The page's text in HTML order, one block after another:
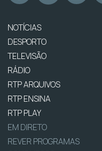
NOTÍCIAS
DESPORTO
TELEVISÃO
RÁDIO
RTP ARQUIVOS
RTP ENSINA
RTP PLAY
EM DIRETO
REVER PROGRAMAS